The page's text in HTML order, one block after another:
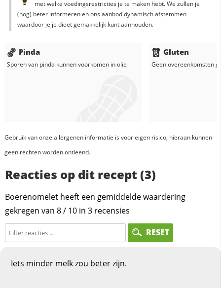
met welke voedingsrestricties je te maken hebt. We zullen je
(nog) beter informeren en ons aanbod dynamisch afstemmen
waardoor je je dieët gemakkelijk kunt aanhouden.
Pinda
Sporen van pinda kunnen voorkomen inolie
Gluten
Geen overeenkomsten
Gebruik van onze allergenen informatie is voor eigen risico, hieraan kunnen
geen rechten worden ontleend.
Reacties op dit recept (3)
Boerenomelet heeft een gemiddelde waardering
gekregen van 8/ 10 in 3 recensies
RESET
Iets minder melk zou beter zijn.